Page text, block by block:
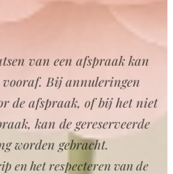
van een afspraak kan
vooraf. Bij annuleringen
de afspraak, of bij het niet
kan de gereserveerde
worden gebracht.
en het respecteren van de